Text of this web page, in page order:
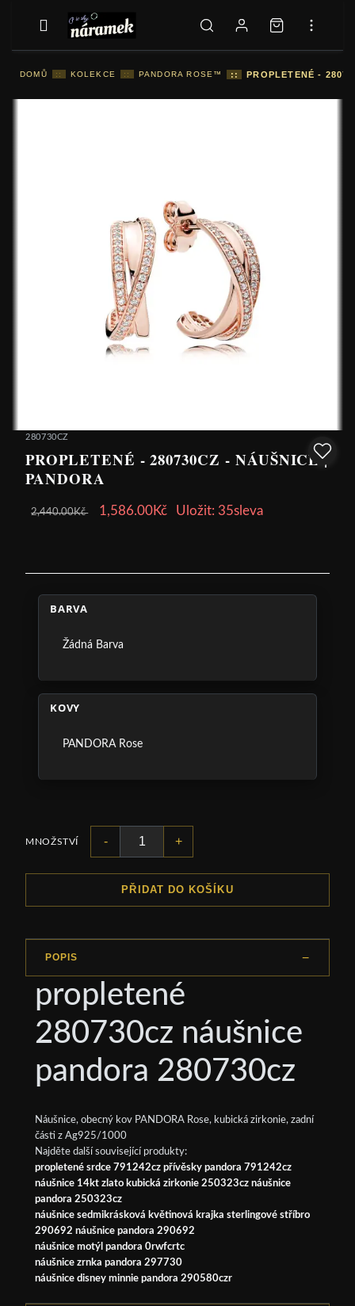
DOMŮ :: KOLEKCE :: PANDORA ROSE™ :: PROPLETENÉ -
280730CZ
PROPLETENÉ - 280730CZ - NÁUŠNICE |
PANDORA
2,440.00Kč 1,586.00Kč Uložit: 35sleva
BARVA
Žádná Barva
KOVY
PANDORA Rose
MNOŽSTVÍ - +
PŘIDAT DO KOŠÍKU
POPIS
propletené
280730cz náušnice
pandora 280730cz
Náušnice, obecný kov PANDORA Rose, kubická zirkonie, zadní
části z Ag925/1000
Najděte další související produkty:
propletené srdce 791242cz přívěsky pandora 791242cz
náušnice 14kt zlato kubická zirkonie 250323cz náušnice
pandora 250323cz
náušnice sedmikrásková květinová krajka sterlingové stříbro
290692 náušnice pandora 290692
náušnice motýl pandora 0rwfcrtc
náušnice zrnka pandora 297730
náušnice disney minnie pandora 290580czr